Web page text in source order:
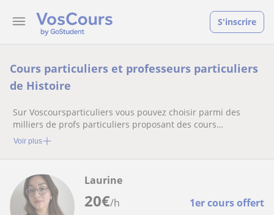
S'inscrire
Cours particuliers et professeurs particuliers
de Histoire
Sur Voscoursparticuliers vous pouvez choisir parmi des
milliers de profs particuliers proposant des cours
particuliers
Voir plus
20€/h 1er cours offert
Laurine